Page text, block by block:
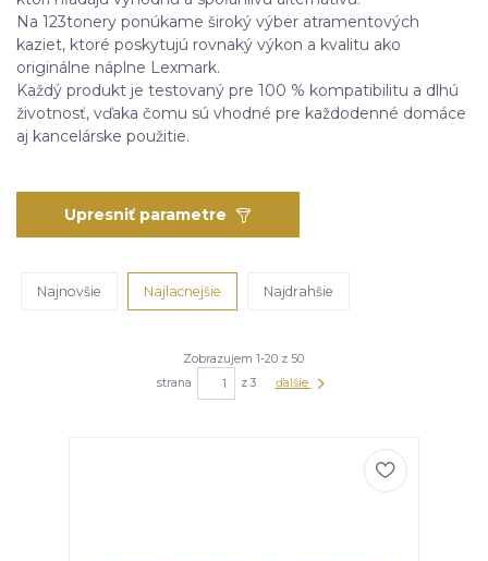
Na 123tonery ponúkame široký výber atramentových
kaziet, ktoré poskytujú rovnaký výkon a kvalitu ako
originálne náplne Lexmark.
Každý produkt je testovaný pre 100 % kompatibilitu a dlhú
životnosť, vďaka čomu sú vhodné pre každodenné domáce
aj kancelárske použitie.
Upresniť parametre
Najnovšie Najlacnejšie Najdrahšie
Zobrazujem 1-20 z 50
strana
z 3 ďalšie